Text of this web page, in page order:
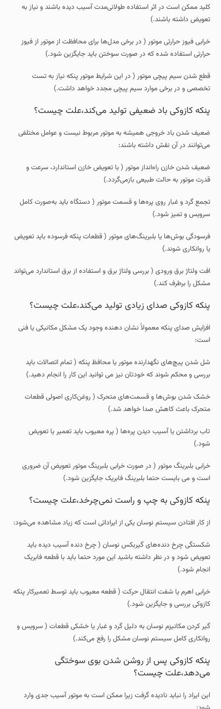
کلید ممکن است در اثر استفاده طولانی‌مدت آسیب دیده باشند و نیاز به
تعویض داشته باشند.)
خرابی فیوز حرارتی موتور ( در برخی مدل‌ها برای محافظت از موتور از فیوز
حرارتی استفاده شده که در صورت سوختن باید جایگزین شود.)
قطع شدن سیم‌ پیچی موتور ( در این شرایط موتور پنکه نیاز به تست
تخصصی و در برخی موارد سیم‌ پیچی مجدد خواهد داشت.)
پنکه کازوکی باد ضعیفی تولید می‌کند،علت چیست؟
ضعیف شدن باد خروجی همیشه به موتور مربوط نیست و عوامل مختلفی
می‌توانند در آن نقش داشته باشند:
ضعیف شدن خازن راه‌انداز موتور ( با تعویض خازن استاندارد، سرعت و
قدرت موتور به حالت طبیعی بازمی‌گردد.)
تجمع گرد و غبار روی پره‌ها و قسمت موتور ( دستگاه باید به‌صورت کامل
سرویس و تمیز شود.)
فرسودگی بوش‌ها یا بلبرینگ‌های موتور ( قطعات پنکه فرسوده باید تعویض
یا روانکاری شوند.)
افت ولتاژ برق ورودی ( بررسی ولتاژ برق و استفاده از برق استاندارد می‌تواند
مشکل را برطرف کند.)
پنکه کازوکی صدای زیادی تولید می‌کند،علت چیست؟
افزایش صدای پنکه معمولاً نشان‌ دهنده وجود یک مشکل مکانیکی یا فنی
است:
شل شدن پیچ‌های نگهدارنده موتور یا محافظ پنکه ( تمام اتصالات باید
بررسی و محکم شوند که خودتان نیز می توانید این کار را انجام دهید.)
خشک شدن بوش‌ها و قسمت‌های متحرک ( روغن‌کاری اصولی قطعات
متحرک باعث کاهش صدا خواهد شد.)
تاب برداشتن یا آسیب دیدن پره‌ها ( پره معیوب باید تعمیر یا تعویض
شود.)
خرابی بلبرینگ موتور ( در صورت خرابی بلبرینگ موتور تعویض آن ضروری
است و می بایست حتما بلبرینگ فابریک جایگزین شود.)
پنکه کازوکی به چپ و راست نمی‌چرخد،علت چیست؟
از کار افتادن سیستم نوسان یکی از ایراداتی است که زیاد مشاهده می‌شود:
شکستگی چرخ‌ دنده‌های گیربکس نوسان ( چرخ‌ دنده آسیب‌ دیده باید
تعویض شود و در نظر داشته باشید این مورد حتما باید با قطعه فابریک
انجام شود.)
خرابی اهرم یا شفت انتقال حرکت ( قطعه معیوب باید توسط تعمیرکار پنکه
کازوکی بررسی و جایگزین شود.)
گیر کردن مکانیزم نوسان به دلیل گرد و غبار یا خشکی قطعات ( سرویس و
روانکاری کامل سیستم نوسان مشکل را رفع می‌کند.)
پنکه کازوکی پس از روشن شدن بوی سوختگی
می‌دهد،علت چیست؟
این ایراد را نباید نادیده گرفت زیرا ممکن است به موتور آسیب جدی وارد